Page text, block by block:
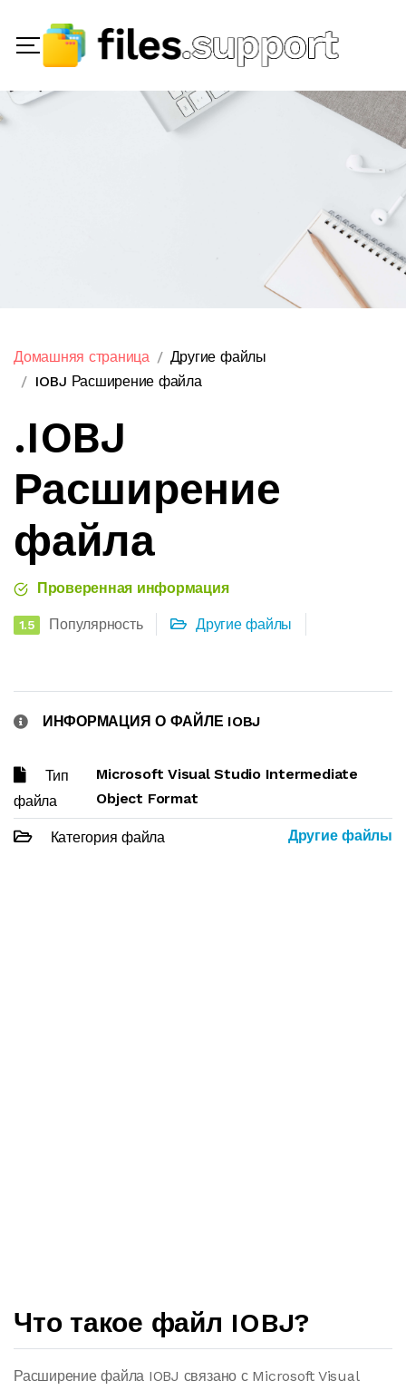
Домашняя страница
Другие файлы
IOBJ Расширение файла
.IOBJ
Расширение
файла
Проверенная информация
1.5 Популярность Другие файлы
ИНФОРМАЦИЯ О ФАЙЛЕ IOBJ
Тип
файла
Microsoft Visual Studio Intermediate
Object Format
Категория файла Другие файлы
Что такое файл IOBJ?
Расширение файла IOBJ связано с Microsoft Visual